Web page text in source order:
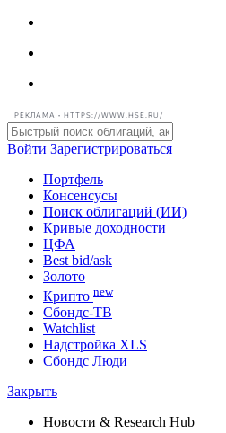
РЕКЛАМА • HTTPS://WWW.HSE.RU/
Войти Зарегистрироваться
Портфель
Консенсусы
Поиск облигаций (ИИ)
Кривые доходности
ЦФА
Best bid/ask
Золото
Крипто new
Watchlist
Сбондс Люди